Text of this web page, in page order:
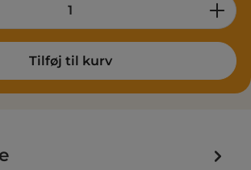
Tilføj til kurv